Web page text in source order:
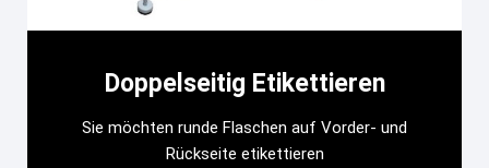
Doppelseitig Etikettieren
Sie möchten runde Flaschen auf Vorder- und
Rückseite etikettieren